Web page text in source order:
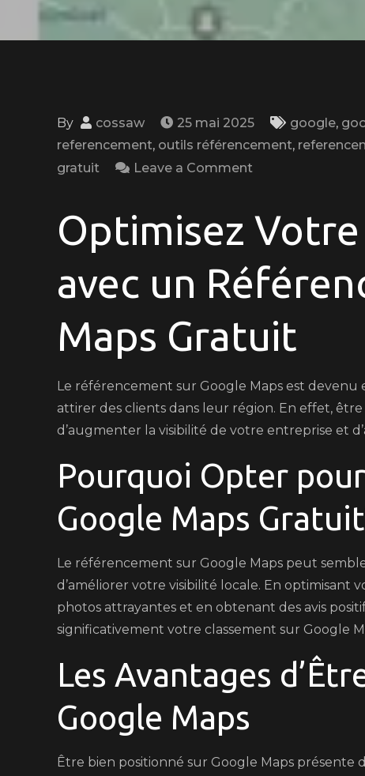
By cossaw 25 mai 2025 google,
referencement, outils référencement,
gratuit
Leave a Comment
Visibilité
avec
le
Référencement
Google
Gratuit
Optimisez
avec un
Maps Gratuit
Le référencement sur Google Maps est
attirer des clients dans leur région. En effet,
d’augmenter la visibilité de votre entreprise et
Pourquoi Opter
Google Maps
Le référencement sur Google Maps peut
d’améliorer votre visibilité locale. En optimisant
photos attrayantes et en obtenant des avis
significativement votre classement sur Google
Les Avantages
Google Maps
Être bien positionné sur Google Maps